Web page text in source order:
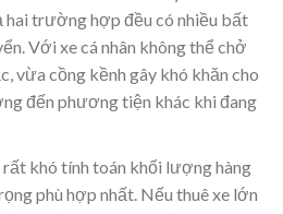
hai trường hợp đều có nhiều bất
Với xe cá nhân không thể chở
vừa cồng kềnh gây khó khăn cho
đến phương tiện khác khi đang
khó tính toán khối lượng hàng
phù hợp nhất. Nếu thuê xe lớn